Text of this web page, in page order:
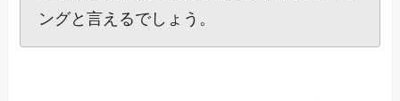
ングと言えるでしょう。